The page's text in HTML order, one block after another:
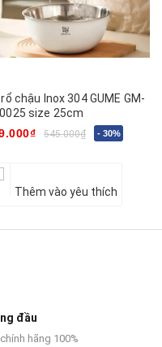
rổ chậu Inox 304 GUME GM-
size 25cm
545.000₫ - 30%
Thêm vào yêu thích
đầu
hãng 100%